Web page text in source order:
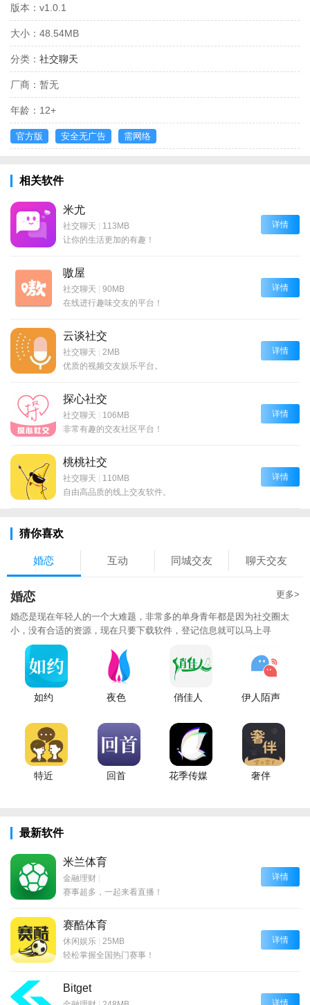
版本： v1.0.1
大小： 48.54MB
分类： 社交聊天
厂商： 暂无
年龄： 12+
官方版 安全无广告 需网络
相关软件
米尤
社交聊天 | 113MB
让你的生活更加的有趣！
详情
嗷屋
社交聊天 | 90MB
在线进行趣味交友的平台！
详情
云谈社交
社交聊天 | 2MB
优质的视频交友娱乐平台。
详情
探心社交
社交聊天 | 106MB
非常有趣的交友社区平台！
详情
桃桃社交
社交聊天 | 110MB
自由高品质的线上交友软件。
详情
猜你喜欢
婚恋 互动 同城交友 聊天交友
婚恋 更多>
婚恋是现在年轻人的一个大难题，非常多的单身青年都是因为社交圈太
小，没有合适的资源，现在只要下载软件，登记信息就可以马上寻
如约 夜色 俏佳人 伊人陌声
特近 回首 花季传媒 奢伴
最新软件
米兰体育
金融理财 |
赛事超多，一起来看直播！
详情
赛酷体育
休闲娱乐 | 25MB
轻松掌握全国热门赛事！
详情
Bitget
详情